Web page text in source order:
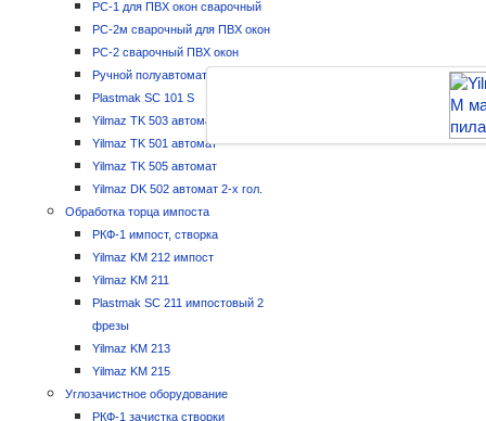
РС-1 для ПВХ окон сварочный
РС-2м сварочный для ПВХ окон
РС-2 сварочный ПВХ окон
Ручной полуавтомат РС-3
Plastmak SC 101 S
Yilmaz TK 503 автомат
Yilmaz TK 501 автомат
Yilmaz TK 505 автомат
Yilmaz DK 502 автомат 2-х гол.
Обработка торца импоста
РКФ-1 импост, створка
Yilmaz KM 212 импост
Yilmaz KM 211
Plastmak SC 211 импостовый 2
фрезы
Yilmaz KM 213
Yilmaz KM 215
Углозачистное оборудование
РКФ-1 зачистка створки